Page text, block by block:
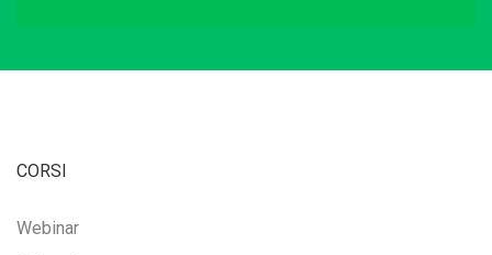
CORSI
Webinar